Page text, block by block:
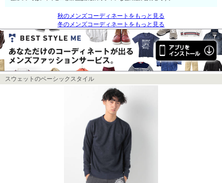
秋のメンズコーディネートをもっと見る
冬のメンズコーディネートをもっと見る
スウェットのベーシックスタイル